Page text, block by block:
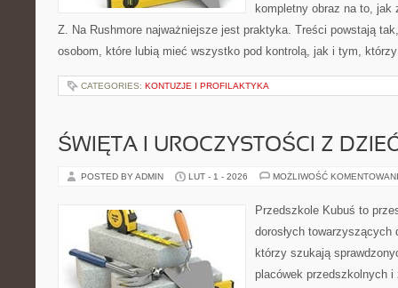
kompletny obraz na to, jak
Z. Na Rushmore najważniejsze jest praktyka. Treści powstają
osobom, które lubią mieć wszystko pod kontrolą, jak i tym,
CATEGORIES: KONTUZJE I PROFILAKTYKA
ŚWIĘTA I UROCZYSTOŚCI Z
POSTED BY ADMIN LUT - 1 - 2026 MOŻLIWOŚĆ
Przedszkole Kubuś to
dorosłych
którzy szukają
placówek przedszkolnych i